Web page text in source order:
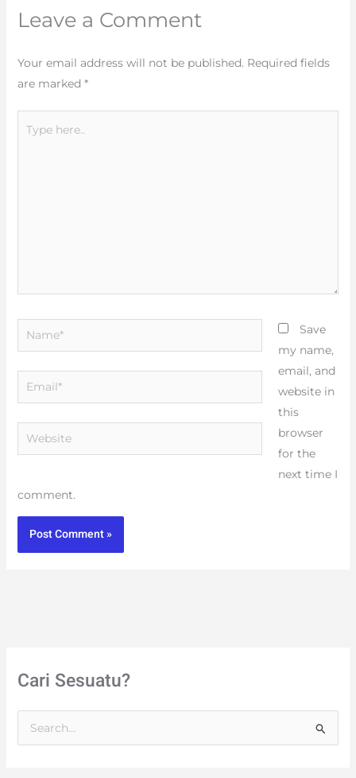
Leave a Comment
Your email address will not be published. Required fields
are marked *
here..
Name*
Email*
Website
Save
my name,
email, and
website in
this
browser
for the
next time I
comment.
Cari Sesuatu?